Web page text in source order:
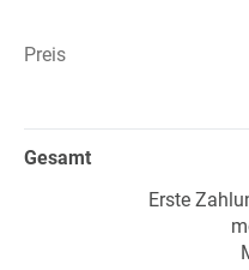
Preis
Gesamt
Erste